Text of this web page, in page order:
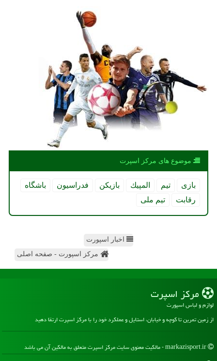
موضوع های مركز اسپرت
بازی تیم المپیك بازیكن فدراسیون
باشگاه
رقابت
تیم ملی
اخبار اسپورت
مرکز اسپورت - صفحه اصلی
مركز اسپرت
لوازم و لباس اسپورت
از زمین تمرین تا کوچه و خیابان، استایل و عملکرد خود را با مرکز اسپرت ارتقا دهید